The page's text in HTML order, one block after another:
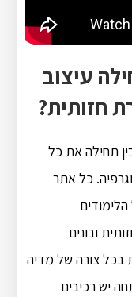
עיצוב
חזותית?
תחילה את כל
כל אתר
ובונים
בכל צורה של מדיה
יש רכיבים